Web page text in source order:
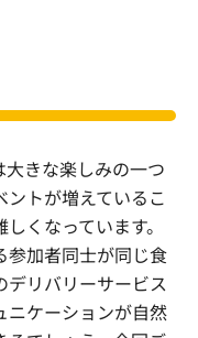
きな楽しみの一つ
トが増えているこ
くなっています。
参加者同士が同じ食
リバリーサービス
ニケーションが自然